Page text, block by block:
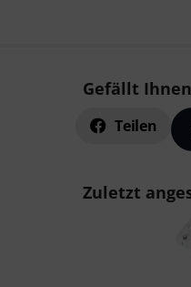
Gefällt
Teilen
Zuletzt